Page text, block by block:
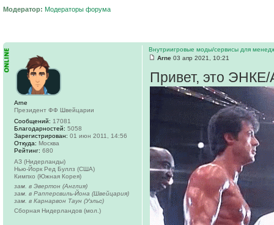
Модератор: Модераторы форума
Внутриигровые моды/сервисы для
Arne 03 апр 2021, 10:21
Привет, это
Arne
Президент ФФ Швейцарии
Сообщений: 17081
Благодарностей: 5058
Зарегистрирован: 01 июн 2011, 14:56
Откуда: Москва
Рейтинг: 680
АЗ (Нидерланды)
Нью-Йорк Ред Буллз (США)
Кимпхо (Южная Корея)
зам. в Эвертон (Англия)
зам. в Рапперсвиль-Йона (Швейцария)
зам. в Карнарвон Таун (Уэльс)
Сборная Нидерландов (мол.)